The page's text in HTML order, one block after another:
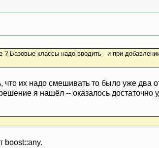
Базовые классы надо вводить - и при
их надо смешивать то было уже два
я нашёл -- оказалось достаточно
boost::any.